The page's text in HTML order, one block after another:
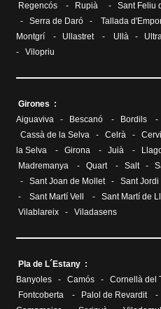
Regencós - Rupià - Sant Feliu
- Serra de Daró - Tallada
Montgrí - Ullastret- Ullà -
- Vilopriu
Girones :
Aiguaviva - Bescanó - Bordils -
Cassà de la Selva - Celrà -
la Selva - Girona - Juià -
Madremanya - Quart- Salt-
- Sant Joan de Mollet- Sant Jordi
- Sant Martí Vell - Sant Martí de
Vilablareix - Viladasens
Pla de L´Estany :
Banyoles - Camós - Cornellà del
Fontcoberta - Palol de Revardit-